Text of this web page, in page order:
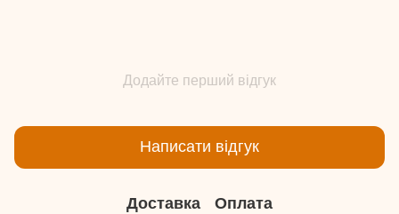
Додайте перший відгук
Написати відгук
Доставка Оплата